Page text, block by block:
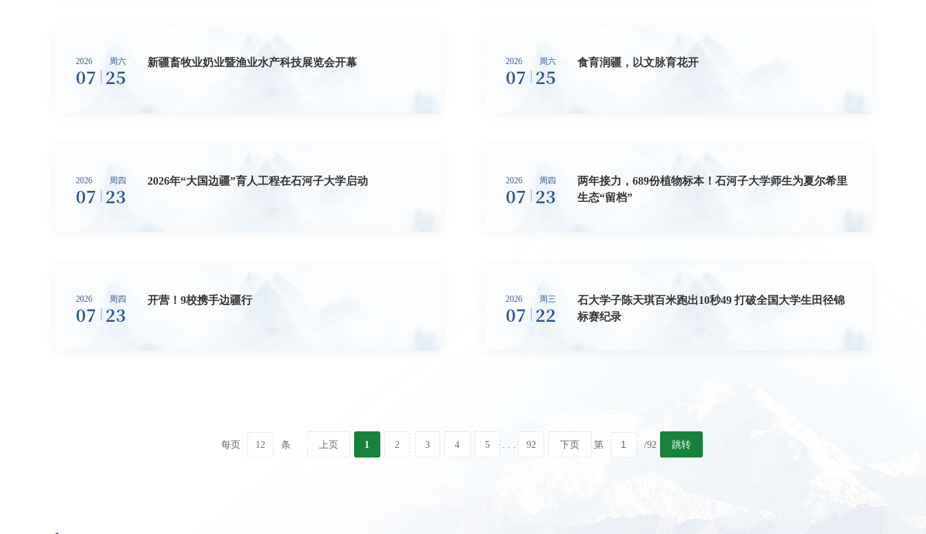
2026 周六
07 25
新疆畜牧业奶业暨渔业水产科技展览会开幕 2026 周六
07 25
食育润疆，以文脉育花开
2026 周四
07 23
2026年“大国边疆”育人工程在石河子大学启动 2026 周四
07 23
两年接力，689份植物标本！石河子大学师生为夏尔希里
生态“留档”
2026 周四
07 23
‍‍开营！9校携手边疆行 2026 周三
07 22
石大学子陈天琪百米跑出10秒49 打破全国大学生田径锦
标赛纪录
每页 12 条 上页 1 2 3 4 5 92 下页 第 /92 跳转